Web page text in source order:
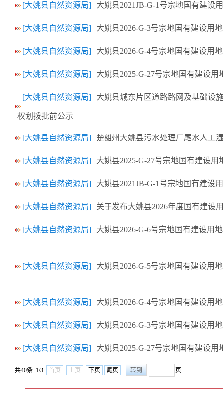
[大姚县自然资源局] 大姚县2021JB-G-1号宗地国有建设
[大姚县自然资源局] 大姚县2026-G-3号宗地国有建设用
[大姚县自然资源局] 大姚县2026-G-4号宗地国有建设用
[大姚县自然资源局] 大姚县2025-G-27号宗地国有建设
[大姚县自然资源局] 大姚县城东片区道路路网及基础设
权划拨批前公示
[大姚县自然资源局] 楚雄州大姚县污水处理厂尾水人工
[大姚县自然资源局] 大姚县2025-G-27号宗地国有建设
[大姚县自然资源局] 大姚县2021JB-G-1号宗地国有建设
[大姚县自然资源局] 关于发布大姚县2026年度国有建设
[大姚县自然资源局] 大姚县2026-G-6号宗地国有建设用
[大姚县自然资源局] 大姚县2026-G-5号宗地国有建设用
[大姚县自然资源局] 大姚县2026-G-4号宗地国有建设用
[大姚县自然资源局] 大姚县2026-G-3号宗地国有建设用
[大姚县自然资源局] 大姚县2025-G-27号宗地国有建设
共40条 1/3 首页 上页 下页 尾页 页